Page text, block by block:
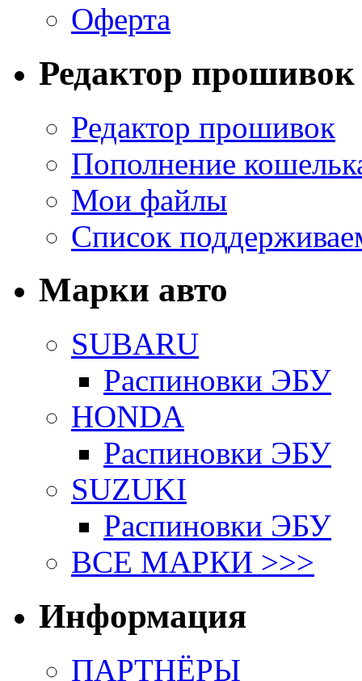
Оферта
Редактор прошивок
Редактор прошивок
Пополнение
Мои файлы
Список
Марки авто
SUBARU
Распиновки ЭБУ
HONDA
Распиновки ЭБУ
SUZUKI
Распиновки ЭБУ
ВСЕ МАРКИ >>>
Информация
ПАРТНЁРЫ